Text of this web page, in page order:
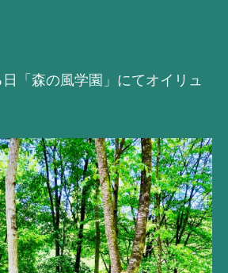
「森の風学園」にてオイリュ